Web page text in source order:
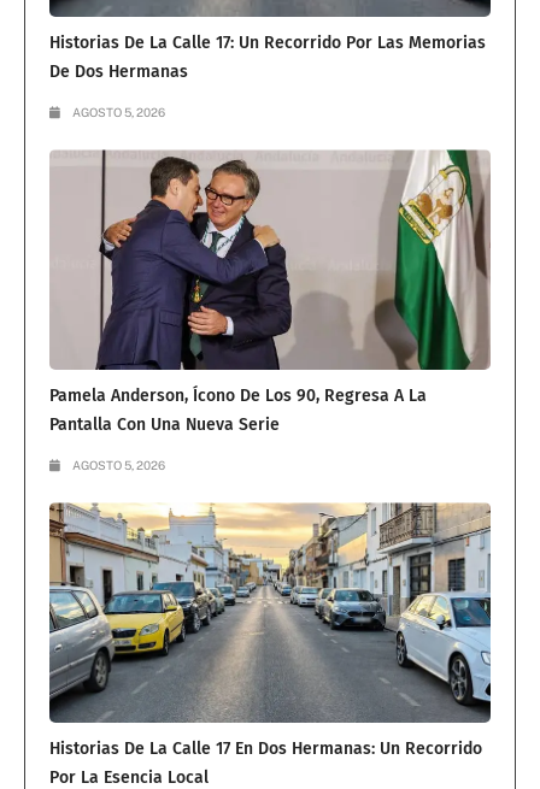
Historias De La Calle 17: Un Recorrido Por Las Memorias
De Dos Hermanas
AGOSTO 5, 2026
Pamela Anderson, Ícono De Los 90, Regresa A La
Pantalla Con Una Nueva Serie
AGOSTO 5, 2026
Historias De La Calle 17 En Dos Hermanas: Un Recorrido
Por La Esencia Local